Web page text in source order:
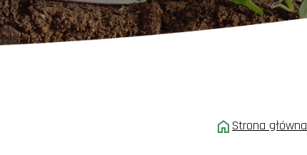
Strona główna